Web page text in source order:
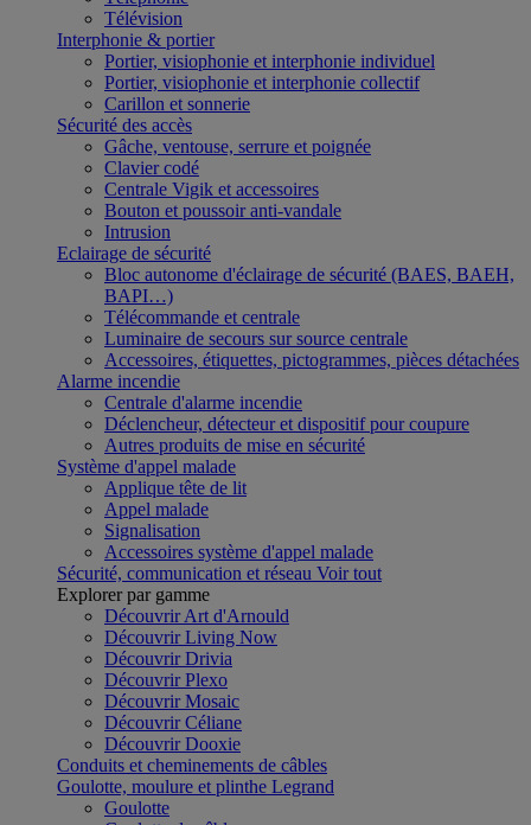
Télévision
Interphonie & portier
Portier, visiophonie et interphonie individuel
Portier, visiophonie et interphonie collectif
Carillon et sonnerie
Sécurité des accès
Gâche, ventouse, serrure et poignée
Clavier codé
Centrale Vigik et accessoires
Bouton et poussoir anti-vandale
Intrusion
Eclairage de sécurité
Bloc autonome d'éclairage de sécurité (BAES, BAEH,
BAPI…)
Télécommande et centrale
Luminaire de secours sur source centrale
Accessoires, étiquettes, pictogrammes, pièces détachées
Alarme incendie
Centrale d'alarme incendie
Déclencheur, détecteur et dispositif pour coupure
Autres produits de mise en sécurité
Système d'appel malade
Applique tête de lit
Appel malade
Signalisation
Accessoires système d'appel malade
Sécurité, communication et réseau Voir tout
Explorer par gamme
Découvrir Art d'Arnould
Découvrir Living Now
Découvrir Drivia
Découvrir Plexo
Découvrir Mosaic
Découvrir Céliane
Découvrir Dooxie
Conduits et cheminements de câbles
Goulotte, moulure et plinthe Legrand
Goulotte